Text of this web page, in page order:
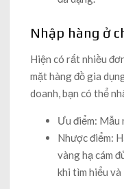
Nhập hàng ở
Hiện có rất nhiều
mặt hàng đồ gia
doanh, bạn có thể
Ưu điểm: Mẫu
Nhược điểm:
vàng hạ cám
khi tìm hiểu và